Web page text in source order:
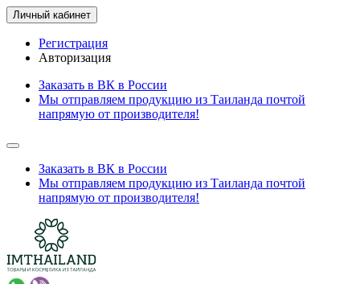
Личный кабинет
Регистрация
Авторизация
Заказать в ВК в России
Мы отправляем продукцию из Таиланда почтой
напрямую от производителя!
Заказать в ВК в России
Мы отправляем продукцию из Таиланда почтой
напрямую от производителя!